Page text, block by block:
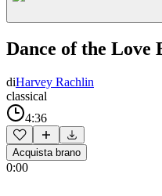
Dance of the Love
diHarvey Rachlin
classical
4:36
Acquista brano
0:00